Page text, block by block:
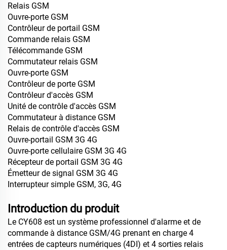
Relais GSM
Ouvre-porte GSM
Contrôleur de portail GSM
Commande relais GSM
Télécommande GSM
Commutateur relais GSM
Ouvre-porte GSM
Contrôleur de porte GSM
Contrôleur d'accès GSM
Unité de contrôle d'accès GSM
Commutateur à distance GSM
Relais de contrôle d'accès GSM
Ouvre-portail GSM 3G 4G
Ouvre-porte cellulaire GSM 3G 4G
Récepteur de portail GSM 3G 4G
Émetteur de signal GSM 3G 4G
Interrupteur simple GSM, 3G, 4G
Introduction du produit
Le CY608 est un système professionnel d'alarme et de
commande à distance GSM/4G prenant en charge 4
entrées de capteurs numériques (4DI) et 4 sorties relais